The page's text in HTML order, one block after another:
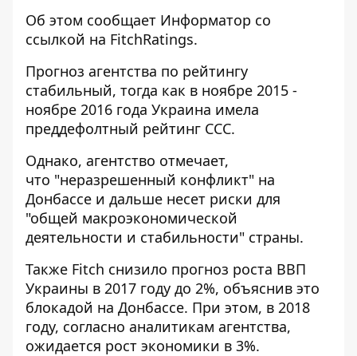
Об этом сообщает Информатор со
ссылкой на FitchRatings.
Прогноз агентства по рейтингу
стабильный, тогда как в ноябре 2015 -
ноябре 2016 года Украина имела
преддефолтный рейтинг CCC.
Однако, агентство отмечает,
что "неразрешенный конфликт" на
Донбассе и дальше несет риски для
"общей макроэкономической
деятельности и стабильности" страны.
Также Fitch снизило прогноз роста ВВП
Украины в 2017 году до 2%, объяснив это
блокадой на Донбассе. При этом, в 2018
году, согласно аналитикам агентства,
ожидается рост экономики в 3%.